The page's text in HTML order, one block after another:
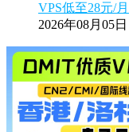
VPS低至28元/月
2026年08月05日